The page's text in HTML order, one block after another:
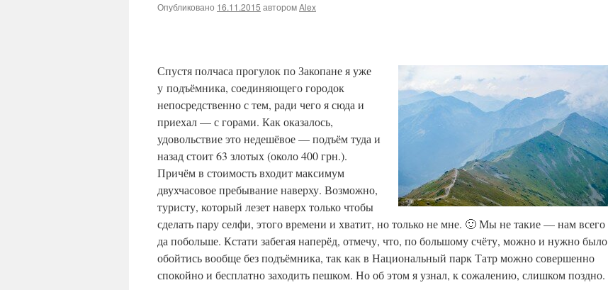
Опубликовано 16.11.2015 авторомAlex
Спустя полчаса прогулок по Закопане я уже
у подъёмника, соединяющего городок
непосредственно с тем, ради чего я сюда и
приехал — с горами. Как оказалось,
удовольствие это недешёвое — подъём туда и
назад стоит 63 злотых (около 400 грн.).
Причём в стоимость входит максимум
двухчасовое пребывание наверху. Возможно,
туристу, который лезет наверх только чтобы
сделать пару селфи, этого времени и хватит, но только не мне. 🙂 Мы не такие — нам всего
да побольше. Кстати забегая наперёд, отмечу, что, по большому счёту, можно и нужно было
обойтись вообще без подъёмника, так как в Национальный парк Татр можно совершенно
спокойно и бесплатно заходить пешком. Но об этом я узнал, к сожалению, слишком поздно.